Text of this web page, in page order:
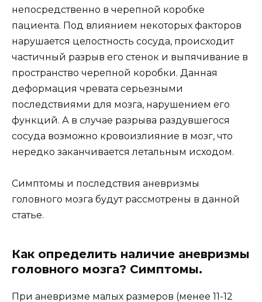
непосредственно в черепной коробке
пациента. Под влиянием некоторых факторов
нарушается целостность сосуда, происходит
частичный разрыв его стенок и выпячивание в
пространство черепной коробки. Данная
деформация чревата серьезными
последствиями для мозга, нарушением его
функций. А в случае разрыва раздувшегося
сосуда возможно кровоизлияние в мозг, что
нередко заканчивается летальным исходом.
Симптомы и последствия аневризмы
головного мозга будут рассмотрены в данной
статье.
Как определить наличие аневризмы
головного мозга? Симптомы.
При аневризме малых размеров (менее 11-12